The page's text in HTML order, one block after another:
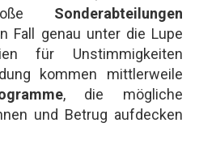
Sonderabteilungen
Fall genau unter die Lupe
für Unstimmigkeiten
kommen mittlerweile
, die mögliche
und Betrug aufdecken